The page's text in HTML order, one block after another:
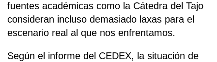
fuentes académicas como la Cátedra del Tajo
consideran incluso demasiado laxas para el
escenario real al que nos enfrentamos.
Según el informe del CEDEX, la situación de